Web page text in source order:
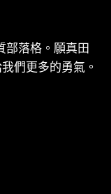
落格。願真田
們更多的勇氣。